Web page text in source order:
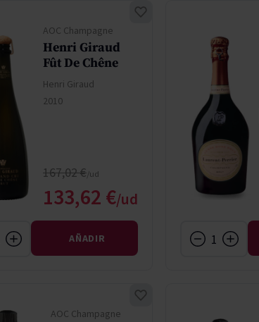
AOC Champagne
Henri Giraud
Fût De Chêne
Henri Giraud
2010
Precio especial
133,62 €
Precio normal
167,02 €
AÑADIR
AOC Champagne